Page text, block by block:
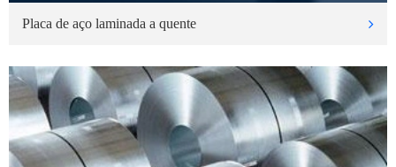
Placa de aço laminada a quente